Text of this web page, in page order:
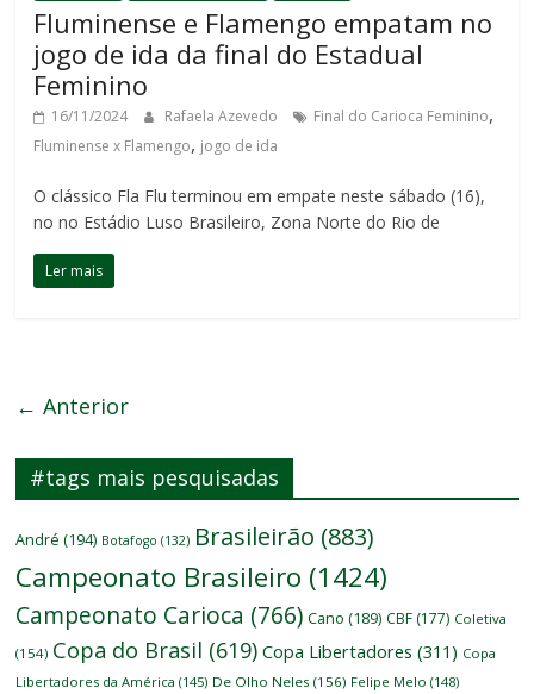
Fluminense e Flamengo empatam no
jogo de ida da final do Estadual
Feminino
16/11/2024 Rafaela Azevedo Final do Carioca Feminino,
Fluminense x Flamengo, jogo de ida
O clássico Fla Flu terminou em empate neste sábado (16),
no no Estádio Luso Brasileiro, Zona Norte do Rio de
Ler mais
← Anterior
#tags mais pesquisadas
André (194) Botafogo (132) Brasileirão (883)
Campeonato Brasileiro (1424)
Campeonato Carioca (766) Cano (189) CBF (177) Coletiva
(154) Copa do Brasil (619) Copa Libertadores (311) Copa
Libertadores da América (145) De Olho Neles (156) Felipe Melo (148)